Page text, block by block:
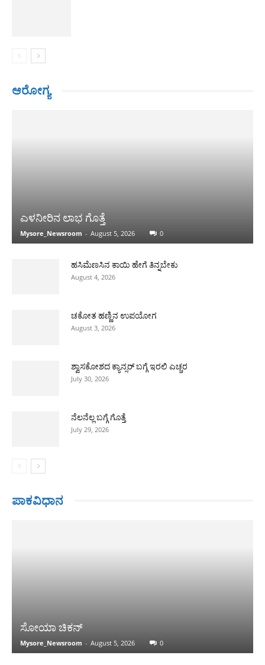
ಆರೋಗ್ಯ
ಎಳನೀರಿನ ಲಾಭ ಗೊತ್ತೆ
Mysore_Newsroom - August 5, 2026 0
ಹಸಿಮೆಣಸಿನ ಕಾಯಿ ಹೇಗೆ ತಿನ್ನಬೇಕು
August 4, 2026
ಚಕೋತ ಹಣ್ಣಿನ ಉಪಯೋಗ
August 3, 2026
ಶ್ವಾಸಕೋಶದ ಕ್ಯಾನ್ಸರ್ ಬಗ್ಗೆ ಇರಲಿ ಎಚ್ಚರ
July 30, 2026
ನೆಲನೆಲ್ಲ ಬಗ್ಗೆ ಗೊತ್ತೆ
July 29, 2026
ಪಾಕವಿಧಾನ
ಸೋಯಾ ಚಿಕನ್
Mysore_Newsroom - August 5, 2026 0